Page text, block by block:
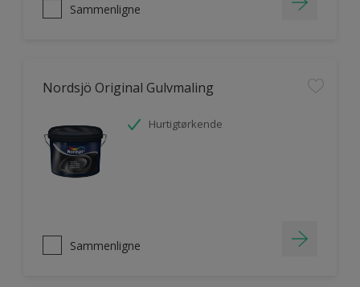
Sammenligne
Nordsjö Original Gulvmaling
Hurtigtørkende
Sammenligne